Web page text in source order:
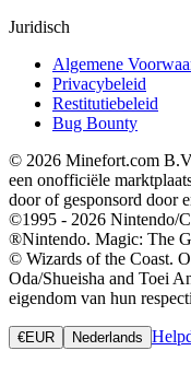
Juridisch
Algemene
Privacybeleid
Restitutiebeleid
Bug Bounty
© 2026 Minefort.com
een onofficiële
door of gesponsord door
©1995 - 2026 Nintendo/
®Nintendo. Magic: The
© Wizards of the Coast.
Oda/Shueisha and Toei
eigendom van hun
€EUR Nederlands